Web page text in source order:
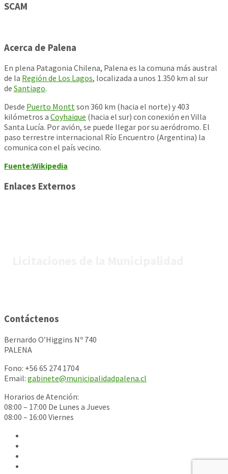
SCAM
Acerca de Palena
En plena Patagonia Chilena, Palena es la comuna más austral
de la Región de Los Lagos, localizada a unos 1.350 km al sur
de Santiago.
Desde Puerto Monttson 360 km (hacia el norte) y 403
kilómetros a Coyhaique (hacia el sur) con conexión en Villa
Santa Lucía. Por avión, se puede llegar por su aeródromo. El
paso terrestre internacional Río Encuentro (Argentina) la
comunica con el país vecino.
Fuente:Wikipedia
Enlaces Externos
Contáctenos
Bernardo O’Higgins Nº 740
PALENA
Fono: +56 65 274 1704
Email: gabinete@municipalidadpalena.cl
Horarios de Atención:
08:00 – 17:00 De Lunes a Jueves
08:00 – 16:00 Viernes